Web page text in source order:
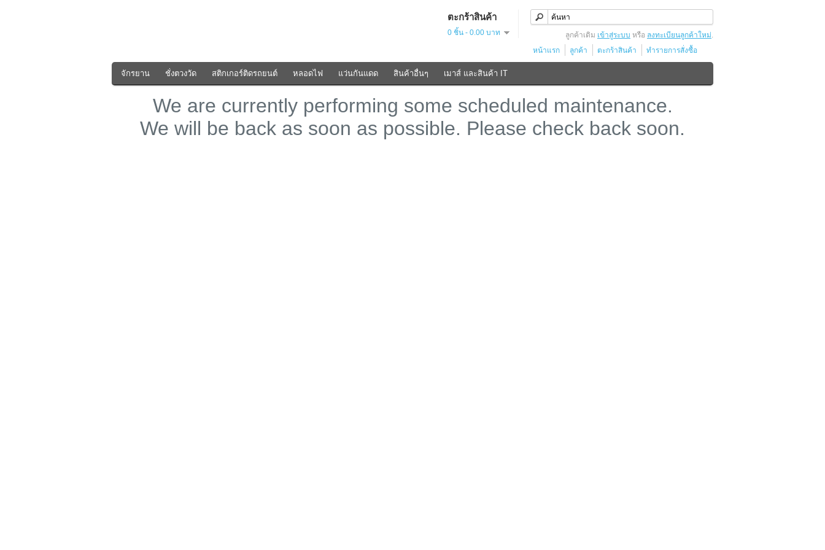
ตะกร้าสินค้า
0 ชิ้น - 0.00 บาท ลูกค้าเดิม เข้าสู่ระบบ หรือ ลงทะเบียนลูกค้าใหม่.
หน้าแรก
ลูกค้า ตะกร้าสินค้า ทำรายการสั่งซื้อ
จักรยาน ชั่งตวงวัด สติกเกอร์ติดรถยนต์ หลอดไฟ แว่นกันแดด สินค้าอื่นๆ เมาส์ และสินค้า IT
We are currently performing some scheduled maintenance.
We will be back as soon as possible. Please check back soon.